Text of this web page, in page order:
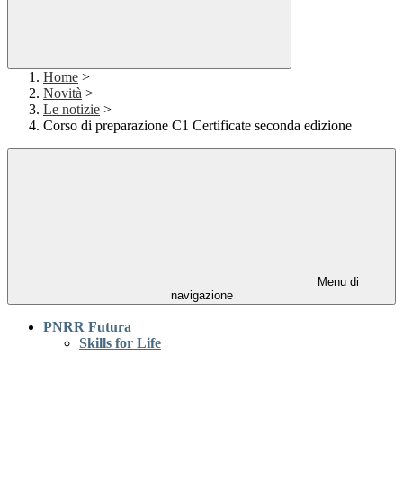
Home >
Novità >
Le notizie >
Corso di preparazione C1 Certificate seconda edizione
Menu di
navigazione
PNRR Futura
Skills for Life